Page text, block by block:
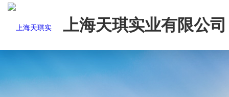
上海天琪实业有限公司